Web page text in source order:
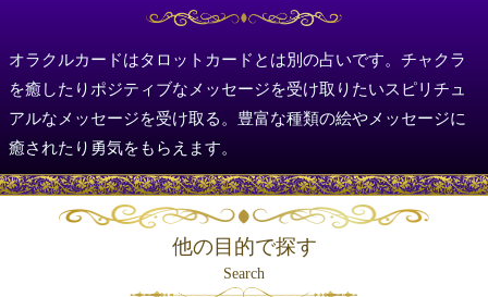
オラクルカードはタロットカードとは別の占いです。チャクラ
を癒したりポジティブなメッセージを受け取りたいスピリチュ
アルなメッセージを受け取る。豊富な種類の絵やメッセージに
癒されたり勇気をもらえます。
他の目的で探す
Search